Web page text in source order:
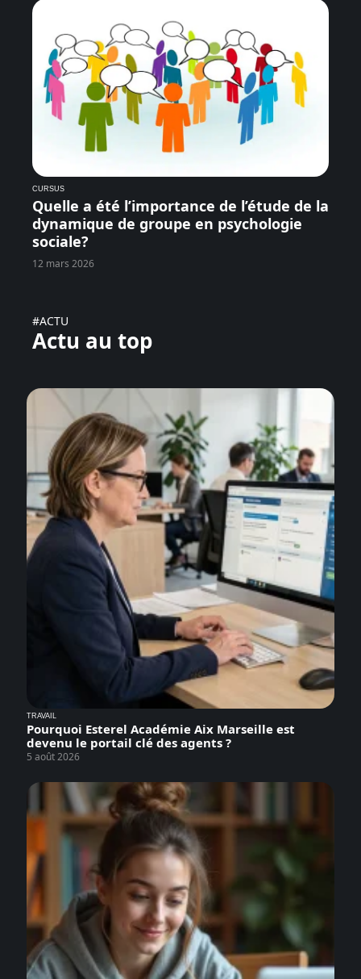
CURSUS
Quelle a été l’importance de l’étude de la
dynamique de groupe en psychologie
sociale?
12 mars 2026
#ACTU
Actu au top
TRAVAIL
Pourquoi Esterel Académie Aix Marseille est
devenu le portail clé des agents ?
5 août 2026